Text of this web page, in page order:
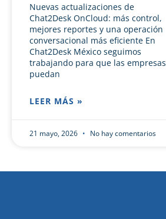
Nuevas actualizaciones de
Chat2Desk OnCloud: más control,
mejores reportes y una operación
conversacional más eficiente En
Chat2Desk México seguimos
trabajando para que las empresas
puedan
LEER MÁS »
21 mayo, 2026 No hay comentarios